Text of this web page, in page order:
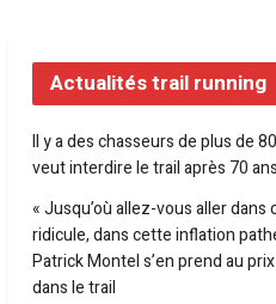
Actualités trail running
Il y a des chasseurs de plus de
veut interdire le trail après 70 ans
« Jusqu’où allez-vous aller
ridicule, dans cette inflation
Patrick Montel s’en prend au
dans le trail